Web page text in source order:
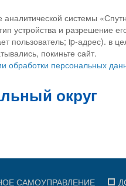
системы
и разрешение
ip-адрес). в
покиньте сайт.
обработки персональных
САМОУПРАВЛЕНИЕ